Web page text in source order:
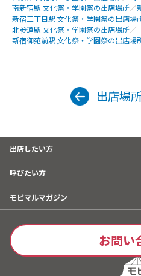
南新宿駅 文化祭・学園祭の出店場所／
新宿三丁目駅 文化祭・学園祭の出店場
北参道駅 文化祭・学園祭の出店場所／
新宿御苑前駅 文化祭・学園祭の出店場
出店場
出店したい方
呼びたい方
モビマルマガジン
お問い